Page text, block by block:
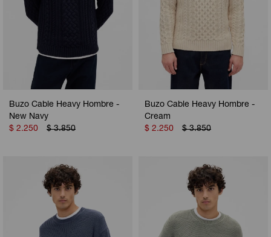
Buzo Cable Heavy Hombre -
New Navy
$ 2.250 $ 3.850
Buzo Cable Heavy Hombre -
Cream
$ 2.250 $ 3.850